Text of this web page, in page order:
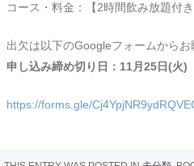
コース・料金：【2時間飲み放題付
出欠は以下のGoogleフォームからお
申し込み締め切り日：11月25日(火)
https://forms.gle/